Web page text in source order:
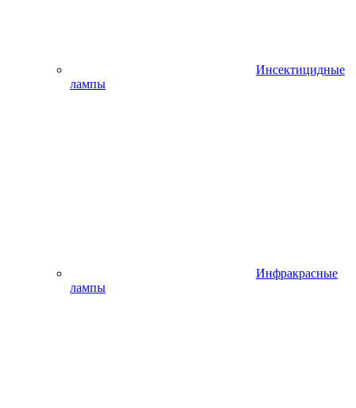
Инсектицидные
лампы
Инфракрасные
лампы